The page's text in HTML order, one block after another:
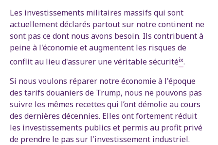
Les investissements militaires massifs qui sont
actuellement déclarés partout sur notre continent ne
sont pas ce dont nous avons besoin. Ils contribuent à
peine à l'économie et augmentent les risques de
conflit au lieu d'assurer une véritable sécuritéix.
Si nous voulons réparer notre économie à l'époque
des tarifs douaniers de Trump, nous ne pouvons pas
suivre les mêmes recettes qui l’ont démolie au cours
des dernières décennies. Elles ont fortement réduit
les investissements publics et permis au profit privé
de prendre le pas sur l'investissement industriel.